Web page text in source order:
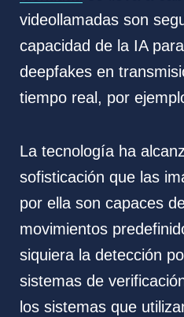
videollamadas son
capacidad de la IA
deepfakes en
tiempo real, por
La tecnología ha
sofisticación que las
por ella son capaces
movimientos
siquiera la detección
sistemas de
los sistemas que